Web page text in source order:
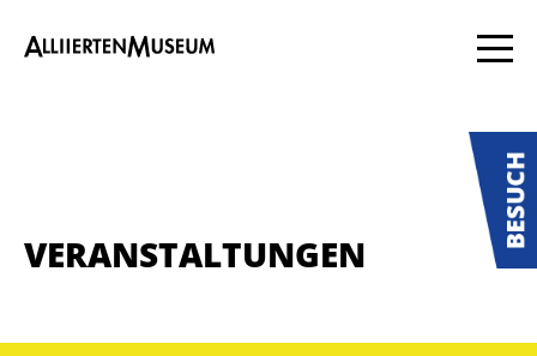
VERANSTALTUNGEN